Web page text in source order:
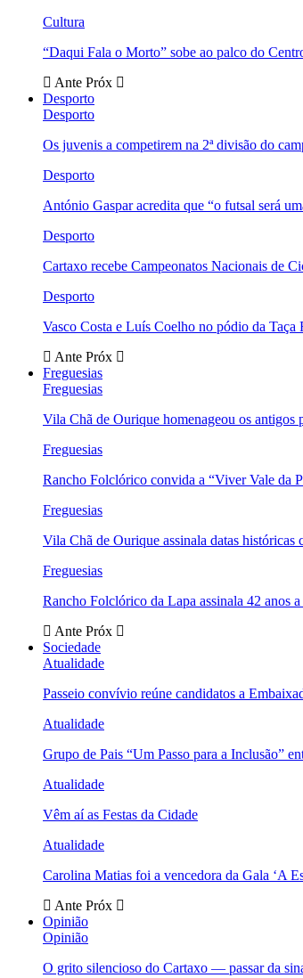
Cultura
“Daqui Fala o Morto” sobe ao palco do
Ante Próx
Desporto
Desporto
Os juvenis a competirem na 2ª divisão do
Desporto
António Gaspar acredita que “o futsal será
Desporto
Cartaxo recebe Campeonatos Nacionais de
Desporto
Vasco Costa e Luís Coelho no pódio da
Ante Próx
Freguesias
Freguesias
Vila Chã de Ourique homenageou os antigos
Freguesias
Rancho Folclórico convida a “Viver Vale da
Freguesias
Vila Chã de Ourique assinala datas históricas
Freguesias
Rancho Folclórico da Lapa assinala 42 anos a
Ante Próx
Sociedade
Atualidade
Passeio convívio reúne candidatos a
Atualidade
Grupo de Pais “Um Passo para a Inclusão”
Atualidade
Vêm aí as Festas da Cidade
Atualidade
Carolina Matias foi a vencedora da Gala ‘A
Ante Próx
Opinião
Opinião
O grito silencioso do Cartaxo — passar da